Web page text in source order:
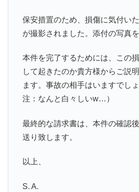
保安措置のため、損傷に気付い
が撮影されました。添付の写真
本件を完了するためには、この
して起きたのか貴方様からご説
ます。事故の相手はいますでし
注：なんと白々しいw…）
最終的な請求書は、本件の確認
送り致します。
以上、
S. A.